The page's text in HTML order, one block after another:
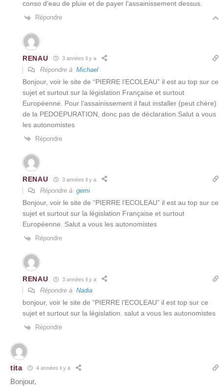
conso d’eau de pluie et de payer l’assainissement dessus.
Répondre
RENAU 3 années il y a
Répondre à Michael
Bonjour, voir le site de “PIERRE l’ECOLEAU” il est au top sur ce
sujet et surtout sur la législation Française et surtout
Européenne. Pour l’assainissement il faut installer (peut chère)
de la PEDOEPURATION, donc pas de déclaration.Salut a vous
les autonomistes
Répondre
RENAU 3 années il y a
Répondre à gemi
Bonjour, voir le site de “PIERRE l’ECOLEAU” il est au top sur ce
sujet et surtout sur la législation Française et surtout
Européenne. Salut a vous les autonomistes
Répondre
RENAU 3 années il y a
Répondre à Nadia
bonjour, voir le site de “PIERRE l’ECOLEAU” il est top sur ce
sujet et surtout sur la législation. salut a vous les autonomistes
Répondre
tita 4 années il y a
Bonjour,